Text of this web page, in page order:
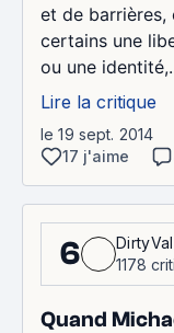
et de
certains une
ou une
Lire la critique
le 19 sept. 2014
17 j'aime
6
DirtyVal
1178
Quand